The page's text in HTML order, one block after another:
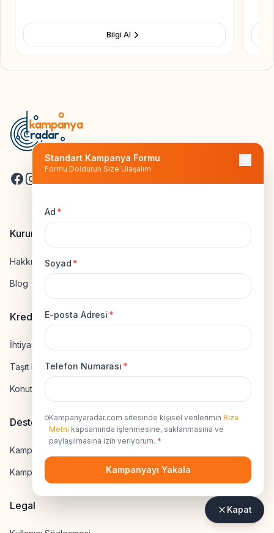
Bilgi Al
Standart Kampanya Formu
Formu Doldurun Size Ulaşalım
Ad *
Soyad *
E-posta Adresi *
Telefon Numarası *
Kampanyaradar.com sitesinde kişisel verilerimin Rıza
Metni kapsamında işlenmesine, saklanmasına ve
paylaşılmasına izin veriyorum. *
Kampanyayı Yakala
Kapat
Facebook
Instagram
Kurumsal
Hakkımızda
Blog
Kredi Hesapla
İhtiyaç Kredisi Hesapla
Taşıt Kredisi Hesapla
Konut Kredisi Hesapla
Destek
Kampanya Gönderme
Kampanyaya Katılma
Legal